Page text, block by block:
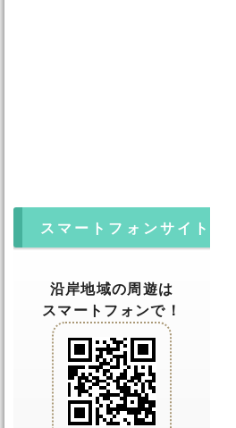
スマートフォンサイト
沿岸地域の周遊は
スマートフォンで！